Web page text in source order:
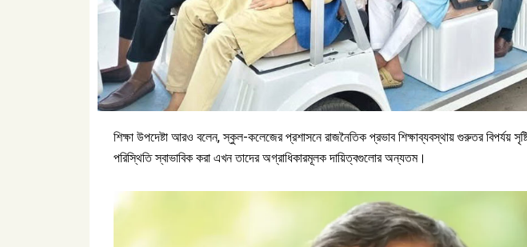
শিক্ষা উপদেষ্টা আরও বলেন, স্কুল-কলেজের প্রশাসনে রাজনৈতিক প্রভাব শিক্ষাব্যবস্থায় গুরুতর বিপর্যয়
পরিস্থিতি স্বাভাবিক করা এখন তাদের অগ্রাধিকারমূলক দায়িত্বগুলোর অন্যতম।